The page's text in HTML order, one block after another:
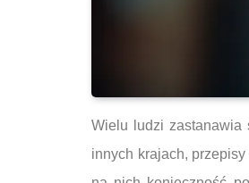
Wielu ludzi zastanawia
innych krajach,